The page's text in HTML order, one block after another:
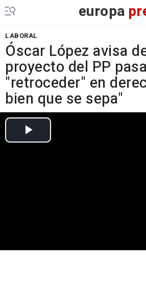
europa
LABORAL
Óscar López avisa
proyecto del PP
"retroceder" en
bien que se sepa"